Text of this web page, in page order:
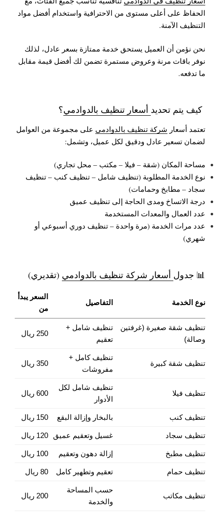
الحفاظ على أعلى مستوى من الاحترافية واستخدام أفضل مواد
التنظيف الآمنة.
نحن نؤمن أن العميل يستحق خدمة ممتازة بسعر عادل، لذلك
نوفر باقات مرنة وعروض مستمرة تضمن لك أفضل قيمة مقابل
ما تدفعه.
كيف يتم تحديد أسعار تنظيف بالدوادمي؟
تعتمد أسعار شركة تنظيف بالدوادمي على مجموعة من العوامل
لضمان تسعير عادل ودقيق لكل عميل، وتشمل:
مساحة المكان (شقة – فيلا – مكتب – محل تجاري)
نوع الخدمة المطلوبة (تنظيف شامل – تنظيف كنب – تنظيف
سجاد – مطابخ وحمامات)
درجة الاتساخ ومدى الحاجة إلى تنظيف عميق
عدد العمال والمعدات المستخدمة
عدد مرات الخدمة (مرة واحدة – تنظيف دوري أسبوعي أو
شهري)
📊 جدول أسعار شركة تنظيف بالدوادمي (تقديري)
نوع الخدمة التفاصيل
السعر يبدأ
من
تنظيف شقة صغيرة (غرفتين
وصالة)
تنظيف شامل +
تعقيم
250 ريال
تنظيف شقة كبيرة
تنظيف كامل +
مفروشات
350 ريال
تنظيف فيلا
تنظيف شامل لكل
الأدوار
600 ريال
تنظيف كنب بالبخار وإزالة البقع 150 ريال
تنظيف سجاد غسيل وتعقيم عميق 120 ريال
تنظيف مطبخ إزالة دهون وتعقيم 100 ريال
تنظيف حمام تعقيم وتطهير كامل 80 ريال
تنظيف مكاتب
حسب المساحة
والخدمة
200 ريال